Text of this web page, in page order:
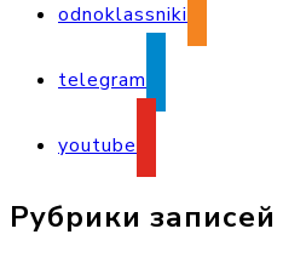
odnoklassniki
telegram
youtube
Рубрики записей